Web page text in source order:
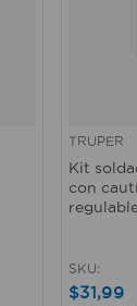
TRUPER
Kit
con
SKU:
$31,99